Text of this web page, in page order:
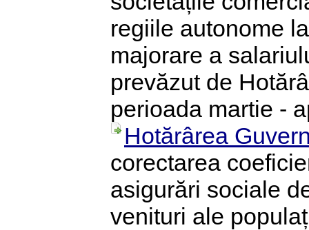
regiile autonome
majorare a
prevăzut de
perioada martie -
Hotărârea
corectarea
asigurări sociale
venituri ale